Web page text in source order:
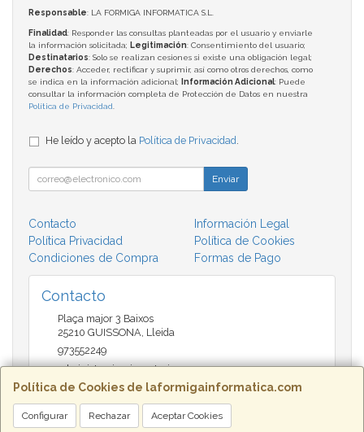
Política de Cookies de laformigainformatica.com
Configurar Rechazar Aceptar Cookies
Responsable: LA FORMIGA INFORMATICA S.L.
Finalidad: Responder las consultas planteadas por el usuario y enviarle
la información solicitada; Legitimación: Consentimiento del usuario;
Destinatarios: Solo se realizan cesiones si existe una obligación legal;
Derechos: Acceder, rectificar y suprimir, así como otros derechos, como
se indica en la información adicional;
Información Adicional: Puede
consultar la información completa de Protección de Datos en nuestra
Política de Privacidad
He leído y acepto la Política de Privacidad
Enviar
Contacto
Información Legal
Política Privacidad
Política de Cookies
Condiciones de Compra
Formas de Pago
Contacto
Plaça major 3 Baixos
25210 GUISSONA Lleida
973552249
administracio@insectari.com
Horario